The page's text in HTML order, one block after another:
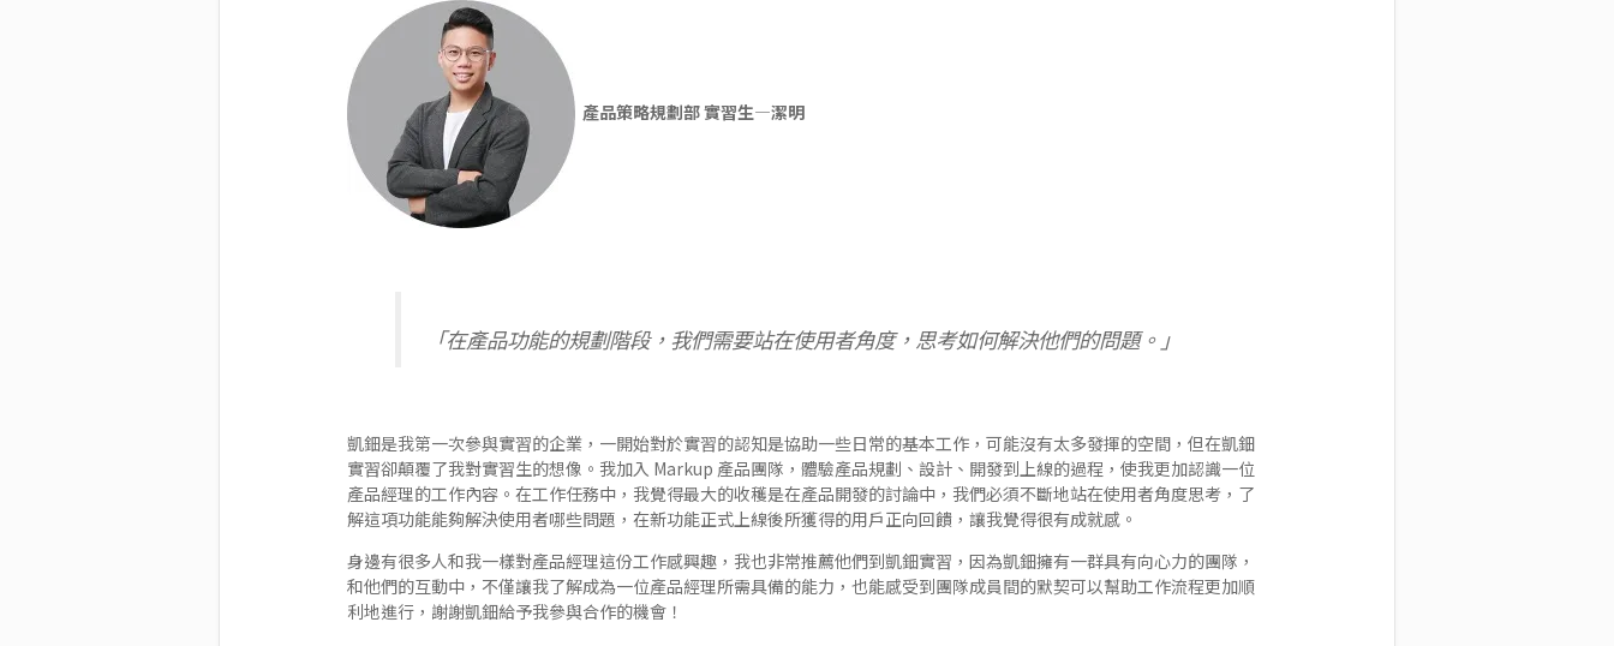
產品策略規劃部 實習生—潔明
「在產品功能的規劃階段，我們需要站在使用者角度，思考如何解決他們的問題。」
凱鈿是我第一次參與實習的企業，一開始對於實習的認知是協助一些日常的基本工作，可能沒有太多發揮的空間，但在凱鈿
實習卻顛覆了我對實習生的想像。我加入 Markup 產品團隊，體驗產品規劃、設計、開發到上線的過程，使我更加認識一位
產品經理的工作內容。在工作任務中，我覺得最大的收穫是在產品開發的討論中，我們必須不斷地站在使用者角度思考，了
解這項功能能夠解決使用者哪些問題，在新功能正式上線後所獲得的用戶正向回饋，讓我覺得很有成就感。
身邊有很多人和我一樣對產品經理這份工作感興趣，我也非常推薦他們到凱鈿實習，因為凱鈿擁有一群具有向心力的團隊，
和他們的互動中，不僅讓我了解成為一位產品經理所需具備的能力，也能感受到團隊成員間的默契可以幫助工作流程更加順
利地進行，謝謝凱鈿給予我參與合作的機會！